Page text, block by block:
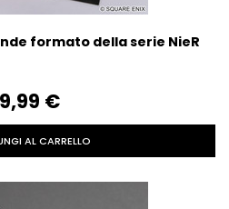
formato della serie NieR
‎€
AL CARRELLO